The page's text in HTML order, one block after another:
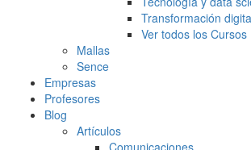
Transformación
Ver todos los Cursos
Mallas
Sence
Empresas
Profesores
Blog
Artículos